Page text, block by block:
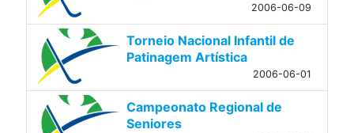
2006-06-09
Torneio Nacional Infantil de
Patinagem Artística
2006-06-01
Campeonato Regional de
Seniores